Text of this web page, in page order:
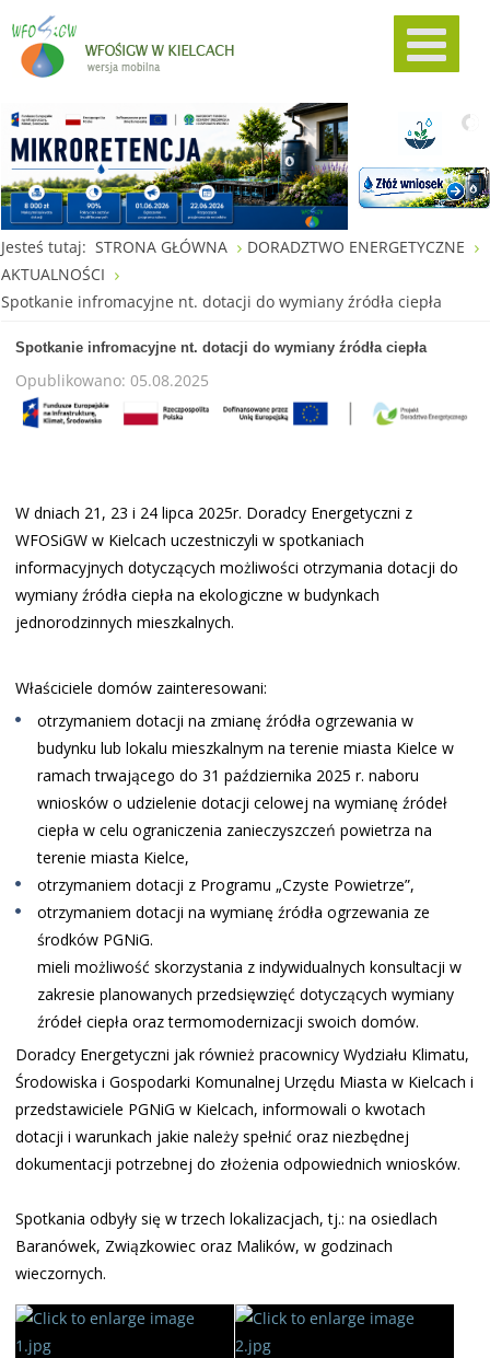
Jesteś tutaj: STRONA GŁÓWNA
DORADZTWO ENERGETYCZNE
AKTUALNOŚCI
Spotkanie infromacyjne nt. dotacji do wymiany źródła ciepła
Spotkanie infromacyjne nt. dotacji do wymiany źródła ciepła
Opublikowano: 05.08.2025
W dniach 21, 23 i 24 lipca 2025r. Doradcy Energetyczni z
WFOSiGW w Kielcach uczestniczyli w spotkaniach
informacyjnych dotyczących możliwości otrzymania dotacji do
wymiany źródła ciepła na ekologiczne w budynkach
jednorodzinnych mieszkalnych.
Właściciele domów zainteresowani:
otrzymaniem dotacji na zmianę źródła ogrzewania w
budynku lub lokalu mieszkalnym na terenie miasta Kielce w
ramach trwającego do 31 października 2025 r. naboru
wniosków o udzielenie dotacji celowej na wymianę źródeł
ciepła w celu ograniczenia zanieczyszczeń powietrza na
terenie miasta Kielce,
otrzymaniem dotacji z Programu „Czyste Powietrze”,
otrzymaniem dotacji na wymianę źródła ogrzewania ze
środków PGNiG.
mieli możliwość skorzystania z indywidualnych konsultacji w
zakresie planowanych przedsięwzięć dotyczących wymiany
źródeł ciepła oraz termomodernizacji swoich domów.
Doradcy Energetyczni jak również pracownicy Wydziału Klimatu,
Środowiska i Gospodarki Komunalnej Urzędu Miasta w Kielcach i
przedstawiciele PGNiG w Kielcach, informowali o kwotach
dotacji i warunkach jakie należy spełnić oraz niezbędnej
dokumentacji potrzebnej do złożenia odpowiednich wniosków.
Spotkania odbyły się w trzech lokalizacjach, tj.: na osiedlach
Baranówek, Związkowiec oraz Malików, w godzinach
wieczornych.